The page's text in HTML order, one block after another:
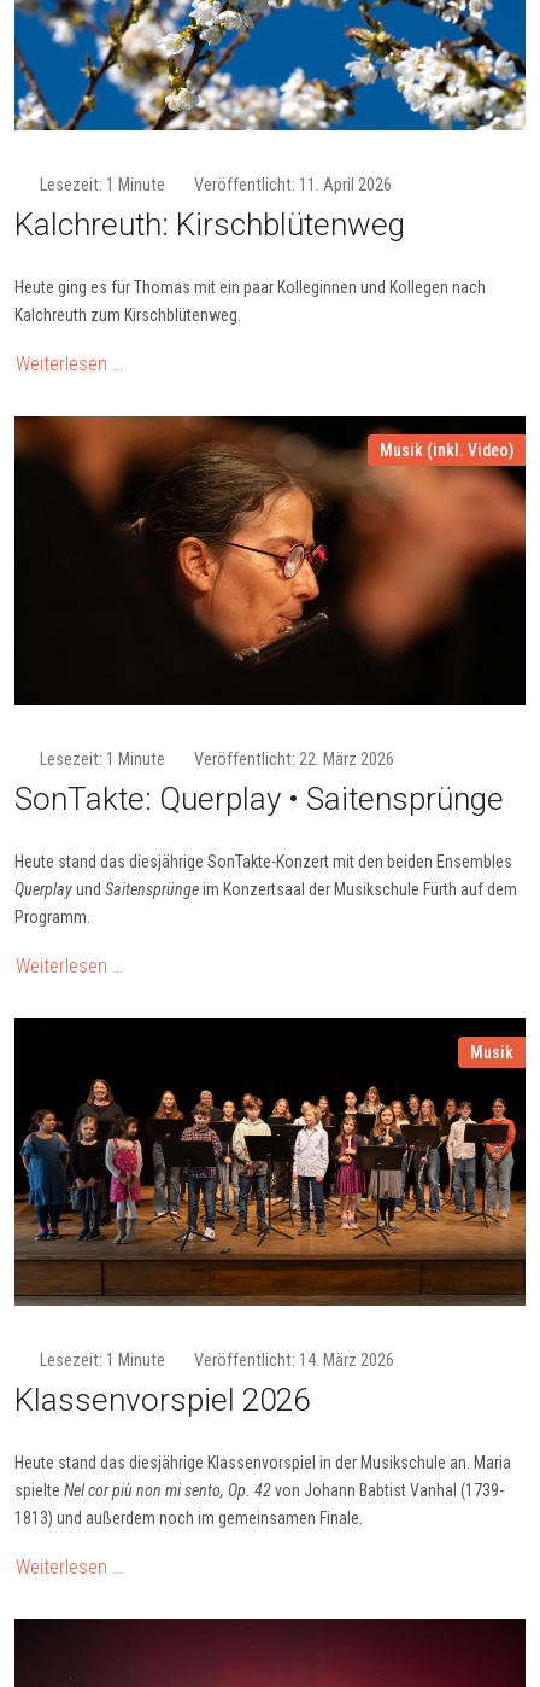
Lesezeit: 1 Minute Veröffentlicht: 11. April 2026
Kalchreuth: Kirsch­blü­ten­weg
Heute ging es für Thomas mit ein paar Kolleginnen und Kollegen nach
Kalchreuth zum Kirschblütenweg.
Weiterlesen …
Musik (inkl. Video)
Lesezeit: 1 Minute Veröffentlicht: 22. März 2026
SonTakte: Quer­play • Sai­ten­sprün­ge
Heute stand das diesjährige SonTakte-Konzert mit den beiden Ensembles
Querplayund Saitensprüngeim Konzertsaal der Musikschule Fürth auf dem
Programm.
Weiterlesen …
Musik
Lesezeit: 1 Minute Veröffentlicht: 14. März 2026
Klassenvorspiel 2026
Heute stand das diesjährige Klassenvorspiel in der Musikschule an. Maria
spielte Nel cor più non mi sento, Op. 42von Johann Babtist Vanhal (1739-
1813) und außerdem noch im gemeinsamen Finale.
Weiterlesen …